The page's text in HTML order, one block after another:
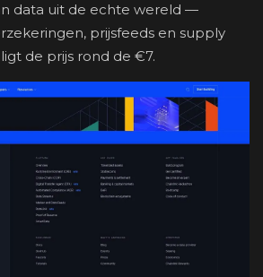
data uit de echte wereld —
prijsfeeds en supply
de prijs rond de €7.